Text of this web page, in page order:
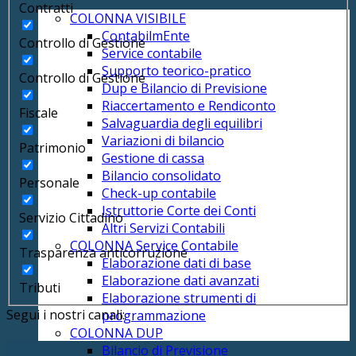
COLONNA VISIBILE
ContabilmEnte
Service contabile
Supporto teorico-pratico
Dup e Bilancio di Previsione
Riaccertamento e Rendiconto
Salvaguardia degli equilibri
Variazioni di bilancio
Gestione di cassa
Bilancio consolidato
Check-up contabile
Istruttorie Corte dei Conti
Altri Servizi Contabili
COLONNA Service Contabile
Elaborazione dati di base
Elaborazione dati avanzati
Elaborazione strumenti di
programmazione
COLONNA DUP
Bilancio di Previsione
Contratti
Controllo di Gestione
Controllo di Gestione
Fiscale
Patrimonio
Personale
Servizio Cittadino
Trasparenza anticorruzione
Tributi
Segui i nostri canali: